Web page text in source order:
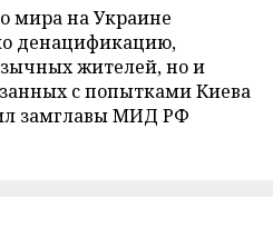
мира на Украине
денацификацию,
жителей, но и
с попытками Киева
замглавы МИД РФ